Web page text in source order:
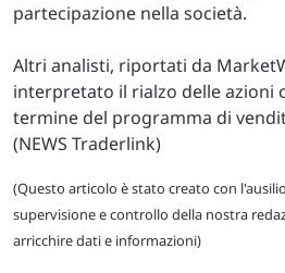
partecipazione nella società.
Altri analisti, riportati da
interpretato il rialzo delle azioni
termine del programma di
(NEWS Traderlink)
(Questo articolo è stato creato con
supervisione e controllo della nostra
arricchire dati e informazioni)